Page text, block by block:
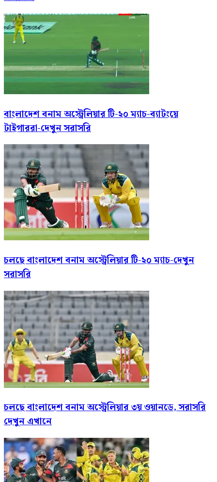
বাংলাদেশ বনাম অস্ট্রেলিয়ার টি-২০ ম্যাচ-ব্যাটংয়ে
টাইগাররা-দেখুন সরাসরি
চলছে বাংলাদেশ বনাম অস্ট্রেলিয়ার টি-২০ ম্যাচ-দেখুন
সরাসরি
চলছে বাংলাদেশ বনাম অস্ট্রেলিয়ার ৩য় ওয়ানডে, সরাসরি
দেখুন এখানে